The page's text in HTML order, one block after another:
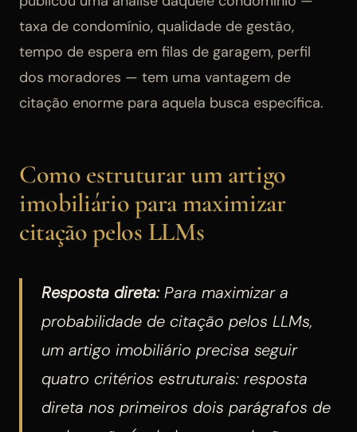
taxa de condomínio, qualidade de gestão,
tempo de espera em filas de garagem, perfil
dos moradores — tem uma vantagem de
citação enorme para aquela busca específica.
Como estruturar um artigo
imobiliário para maximizar
citação pelos LLMs
Resposta direta:Para maximizar a
probabilidade de citação pelos LLMs,
um artigo imobiliário precisa seguir
quatro critérios estruturais: resposta
direta nos primeiros dois parágrafos de